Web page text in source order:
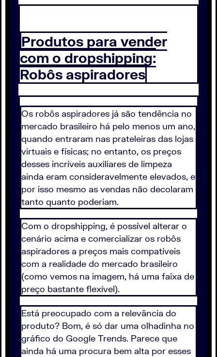
Produtos para vender
com o dropshipping:
Robôs aspiradores
Os robôs aspiradores já são tendência no
mercado brasileiro há pelo menos um ano,
quando entraram nas prateleiras das lojas
virtuais e físicas; no entanto, os preços
desses incríveis auxiliares de limpeza
ainda eram consideravelmente elevados, e
por isso mesmo as vendas não decolaram
tanto quanto poderiam.
Com o dropshipping, é possível alterar o
cenário acima e comercializar os robôs
aspiradores a preços mais compatíveis
com a realidade do mercado brasileiro
(como vemos na imagem, há uma faixa de
preço bastante flexível).
Está preocupado com a relevância do
produto? Bom, é só dar uma olhadinha no
gráfico do Google Trends. Parece que
ainda há uma procura bem alta por esses